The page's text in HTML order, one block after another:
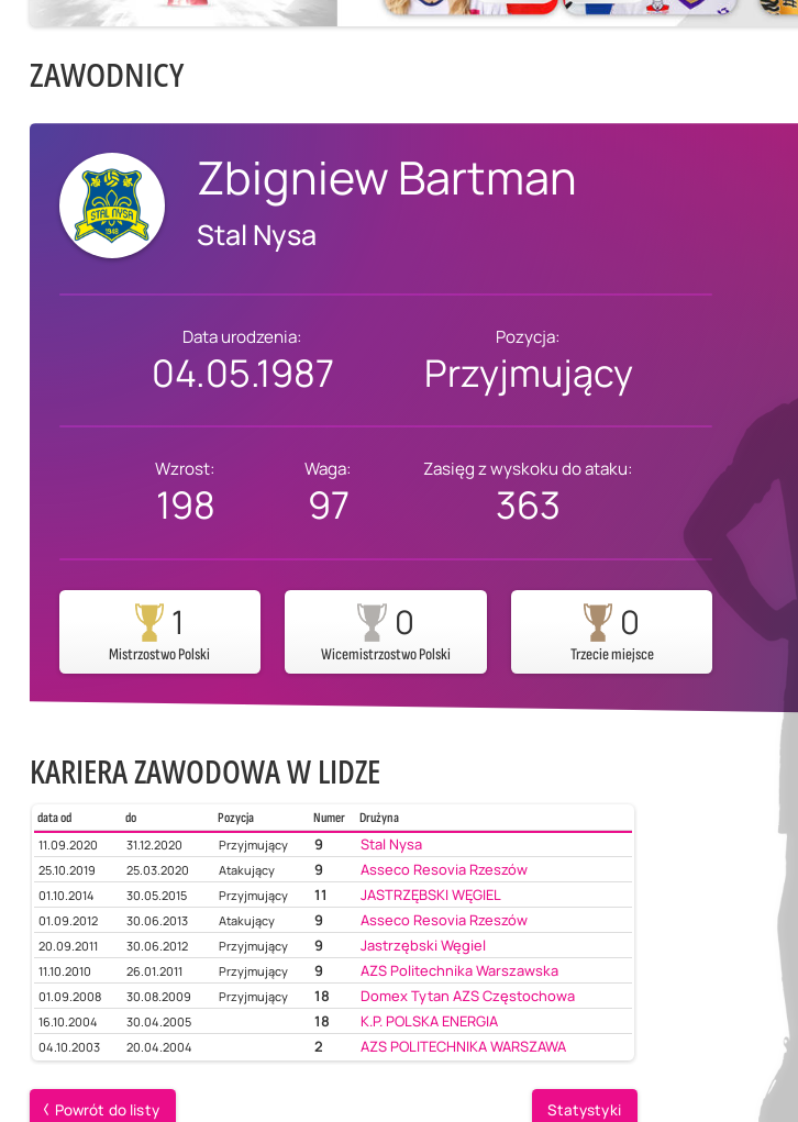
ZAWODNICY
Zbigniew Bartman
Stal Nysa
Data urodzenia:
04.05.1987
Pozycja:
Przyjmujący
Wzrost:
198
Waga:
97
Zasięg z wyskoku do ataku:
363
1
Mistrzostwo Polski
0
Wicemistrzostwo Polski
0
Trzecie miejsce
KARIERA ZAWODOWA W LIDZE
data od do Pozycja Numer
Drużyna
11.09.2020
31.12.2020 Przyjmujący 9 Stal Nysa
25.10.2019 25.03.2020 Atakujący 9 Asseco Resovia Rzeszów
01.10.2014 30.05.2015 Przyjmujący 11 JASTRZĘBSKI WĘGIEL
01.09.2012 30.06.2013 Atakujący 9 Asseco Resovia Rzeszów
20.09.2011 30.06.2012 Przyjmujący 9 Jastrzębski Węgiel
11.10.2010 26.01.2011 Przyjmujący 9 AZS Politechnika Warszawska
01.09.2008 30.08.2009 Przyjmujący 18 Domex Tytan AZS Częstochowa
16.10.2004 30.04.2005 18 K.P. POLSKA ENERGIA
04.10.2003 20.04.2004 2 AZS POLITECHNIKA WARSZAWA
Powrót do listy Statystyki